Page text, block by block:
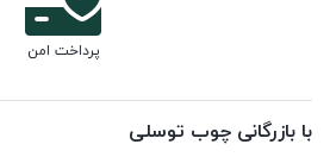
پرداخت امن
با بازرگانی چوب توسلی